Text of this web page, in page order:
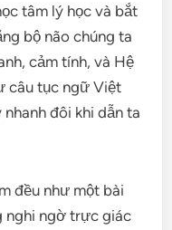
tâm lý học và bắt
bộ não chúng ta
cảm tính, và Hệ
câu tục ngữ Việt
đôi khi dẫn ta
đều như một bài
nghi ngờ trực giác